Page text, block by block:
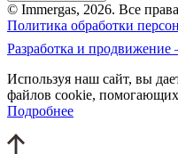
© Immergas, 2026. Все
Политика обработки
Разработка и
Используя наш сайт, вы
файлов cookie, помогающих
Подробнее